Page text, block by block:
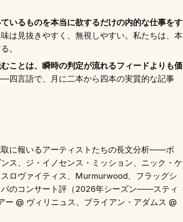
いるものを本当に欲するだけの内的な仕事をす
は見抜きやすく、無視しやすい。私たちは、本
。
ことは、瞬時の判定が流れるフィードよりも価
四言語で、月に二本から四本の実質的な記事
取に報いるアーティストたちの長文分析——ボ
ス、ジ・イノセンス・ミッション、ニック・ケ
ロヴァイティス、Murmurwood、フラッグシ
パのコンサート評（2026年シーズン——スティ
ー @ ヴィリニュス、ブライアン・アダムス @